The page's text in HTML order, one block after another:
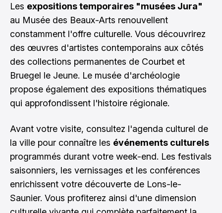
Les expositions temporaires "musées Jura"
au Musée des Beaux-Arts renouvellent
constamment l'offre culturelle. Vous découvrirez
des œuvres d'artistes contemporains aux côtés
des collections permanentes de Courbet et
Bruegel le Jeune. Le musée d'archéologie
propose également des expositions thématiques
qui approfondissent l'histoire régionale.
Avant votre visite, consultez l'agenda culturel de
la ville pour connaître les événements culturels
programmés durant votre week-end. Les festivals
saisonniers, les vernissages et les conférences
enrichissent votre découverte de Lons-le-
Saunier. Vous profiterez ainsi d'une dimension